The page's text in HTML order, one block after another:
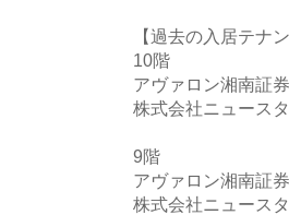
【過去の入居テナン
10階
アヴァロン湘南証
株式会社ニュース
9階
アヴァロン湘南証
株式会社ニュース